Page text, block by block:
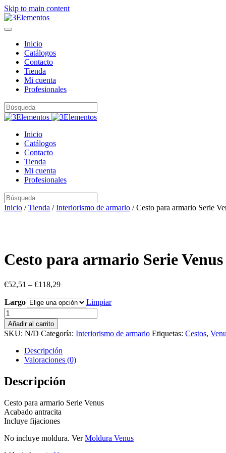
Skip to main content
Inicio
Catálogos
Contacto
Tienda
Mi cuenta
Profesionales
Inicio
Catálogos
Contacto
Tienda
Mi cuenta
Profesionales
Inicio /Tienda /Interiorismo de armario / Cesto para armario Serie
Cesto para armario Serie Venus
€52,51 – €118,29
Largo
Limpiar
Cesto
para
armario
Serie
Venus
cantidad
Añadir al carrito
SKU: N/D Categoría: Interiorismo de armario Etiquetas: Cestos,
Descripción
Valoraciones (0)
Descripción
Cesto para armario Serie Venus
Acabado antracita
Incluye fijaciones
No incluye moldura. VerMoldura Venus